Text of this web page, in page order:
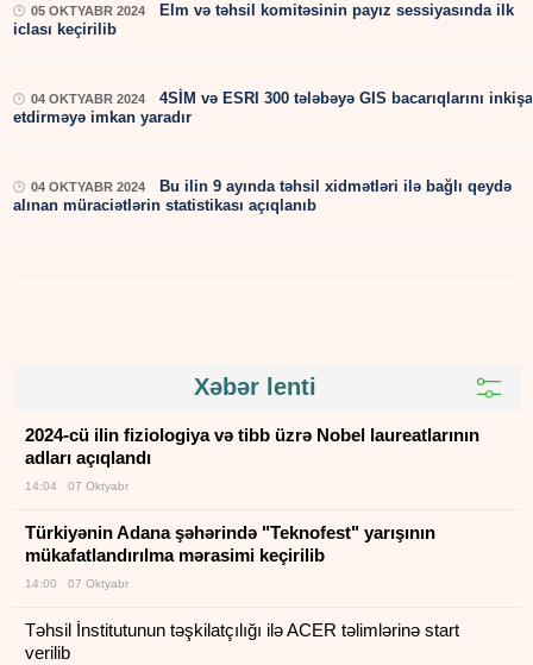
05 OKTYABR 2024
Elm və təhsil komitəsinin payız sessiyasında ilk
iclası keçirilib
04 OKTYABR 2024
4SİM və ESRI 300 tələbəyə GIS bacarıqlarını
etdirməyə imkan yaradır
04 OKTYABR 2024
Bu ilin 9 ayında təhsil xidmətləri ilə bağlı qeydə
alınan müraciətlərin statistikası açıqlanıb
Xəbər lenti
2024-cü ilin fiziologiya və tibb üzrə Nobel laureatlarının
adları açıqlandı
14:04 07 Oktyabr
Türkiyənin Adana şəhərində "Teknofest" yarışının
mükafatlandırılma mərasimi keçirilib
14:00 07 Oktyabr
Təhsil İnstitutunun təşkilatçılığı ilə ACER təlimlərinə start
verilib